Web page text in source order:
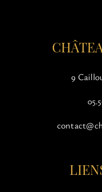
9